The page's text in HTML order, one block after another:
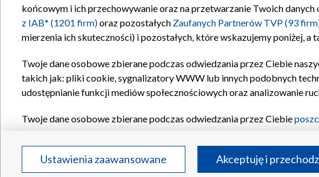
końcowym i ich przechowywanie oraz na przetwarzanie Twoich
z IAB* (1201 firm)oraz pozostałych Zaufanych Partnerów TVP (93
mierzenia ich skuteczności) i pozostałych, które wskazujemy poniżej,
Twoje dane osobowe zbierane podczas odwiedzania przez Ciebie
takich jak: pliki cookie, sygnalizatory WWW lub innych podobnych
udostępnianie funkcji mediów społecznościowych oraz analizowanie
Twoje dane osobowe zbierane podczas odwiedzania przez Ciebie
Partnerów TVPdla realizacji następujących celów i funkcji:
reklam, tworzenia profilu spersonalizowanych reklam, tworzenia
Ustawienia zaawansowane Akceptuję i